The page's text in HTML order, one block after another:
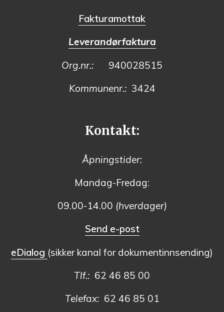
Fakturamottak
Leverandørfaktura
Org.nr.:
940028515
Kommunenr.:3424
Kontakt:
Åpningstider:
Mandag-Fredag:
09.00-14.00 (hverdager)
Send e-post
eDialog (sikker kanal for dokumentinnsending)
Tlf.: 62 46 85 00
Telefax:62 46 85 01